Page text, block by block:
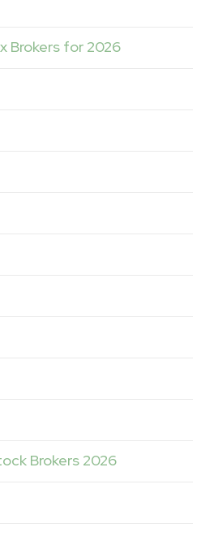
Brokers for 2026
Brokers 2026